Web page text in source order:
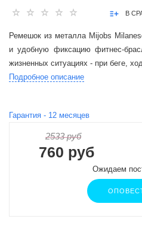
В
Ремешок из металла Mijobs
и удобную фиксацию фитнес-
жизненных ситуациях - при беге,
Подробное описание
Гарантия - 12 месяцев
2533 руб
760 руб
Ожидаем